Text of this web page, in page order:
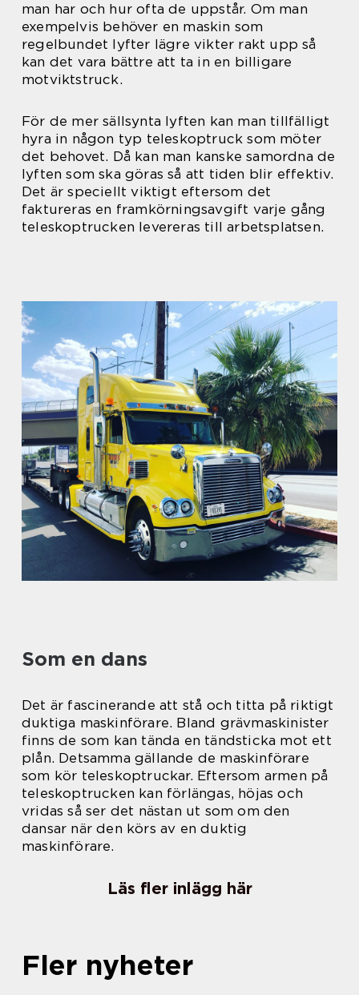
man har och hur ofta de uppstår. Om man
exempelvis behöver en maskin som
regelbundet lyfter lägre vikter rakt upp så
kan det vara bättre att ta in en billigare
motviktstruck.
För de mer sällsynta lyften kan man tillfälligt
hyra in någon typ teleskoptruck som möter
det behovet. Då kan man kanske samordna de
lyften som ska göras så att tiden blir effektiv.
Det är speciellt viktigt eftersom det
faktureras en framkörningsavgift varje gång
teleskoptrucken levereras till arbetsplatsen.
Som en dans
Det är fascinerande att stå och titta på riktigt
duktiga maskinförare. Bland grävmaskinister
finns de som kan tända en tändsticka mot ett
plån. Detsamma gällande de maskinförare
som kör teleskoptruckar. Eftersom armen på
teleskoptrucken kan förlängas, höjas och
vridas så ser det nästan ut som om den
dansar när den körs av en duktig
maskinförare.
Läs fler inlägg här
Fler nyheter